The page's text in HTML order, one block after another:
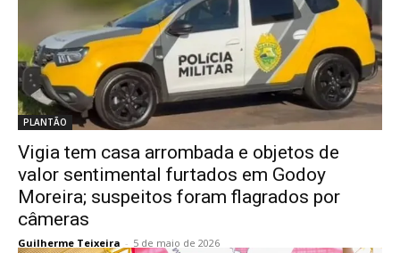
PLANTÃO
Vigia tem casa arrombada e objetos de
valor sentimental furtados em Godoy
Moreira; suspeitos foram flagrados por
câmeras
Guilherme Teixeira - 5 de maio de 2026